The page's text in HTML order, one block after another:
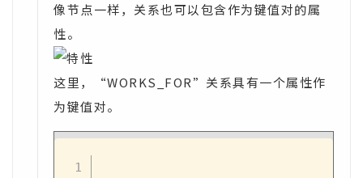
像节点一样，关系也可以包含作为键值对的属
性。
这里，“WORKS_FOR”关系具有一个属性作
为键值对。